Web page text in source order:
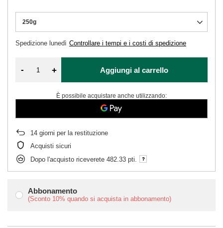
Abbonamento
(Sconto 10% quando si acquista in abbonamento)
250g
Spedizione lunedì Controllare i tempi e i costi di spedizione
- + Aggiungi al carrello
È possibile acquistare anche utilizzando:
14 giorni per la restituzione
Acquisti sicuri
Dopo l'acquisto riceverete 482.33 pti.